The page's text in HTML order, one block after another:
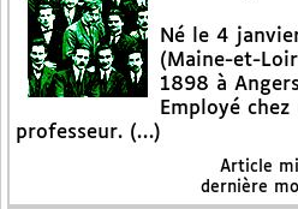
Né le 4
(Maine-et-
1898 à
Employé
professeur. (…)
Article
dernière